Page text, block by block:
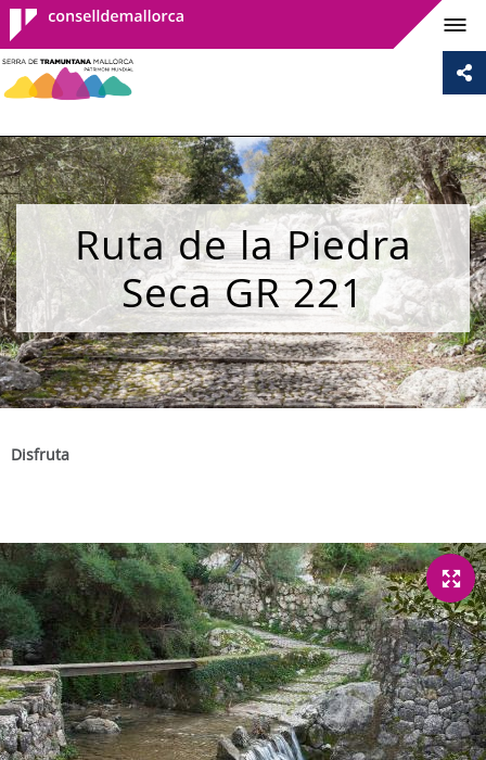
Consell de
Mallorca
Ruta de la Piedra
Seca GR 221
Disfruta